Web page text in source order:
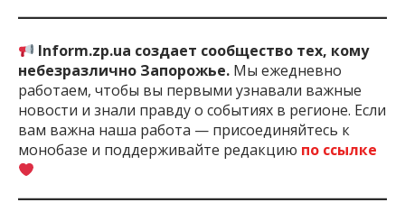
Inform.zp.ua создает сообщество тех, кому
небезразлично Запорожье. Мы ежедневно
работаем, чтобы вы первыми узнавали важные
новости и знали правду о событиях в регионе. Если
вам важна наша работа — присоединяйтесь к
монобазе и поддерживайте редакцию по ссылке